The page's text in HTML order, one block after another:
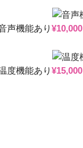
声機能あり¥10,000
度機能あり¥15,000